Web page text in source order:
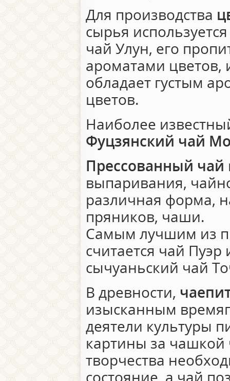
Для производства
сырья
чай Улун, его
ароматами цветов,
обладает густым
цветов.
Наиболее
Фуцзянский чай
Прессованный чай
выпаривания,
различная форма,
пряников, чаши.
Самым лучшим из
считается чай
сычуаньский чай
В древности,
изысканным
деятели культуры
картины за чашкой
творчества
состояние, а чай